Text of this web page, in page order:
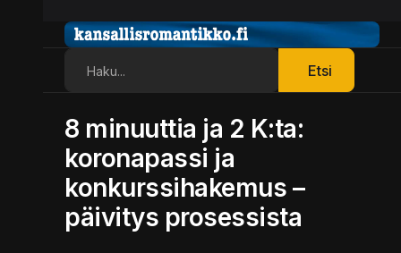
Etsi
8 minuuttia ja 2 K:ta:
koronapassi ja
konkurssihakemus –
päivitys prosessista